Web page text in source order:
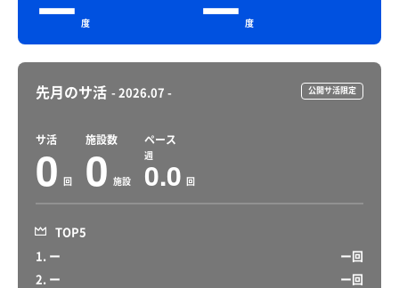
度 度
先月のサ活 - 2026.07 - 公開サ活限定
サ活
0 回
施設数
0 施設
ペース
週
0.0 回
TOP5
1. ー
ー回
2. ー
ー回